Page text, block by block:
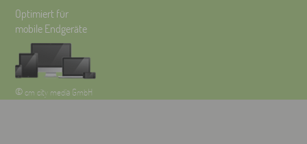
Optimiert für
mobile Endgeräte
© cm city media GmbH